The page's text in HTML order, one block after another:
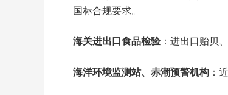
国标合规要求。
海关进出口食品检验 ：进出口贻贝
海洋环境监测站、赤潮预警机构 ：